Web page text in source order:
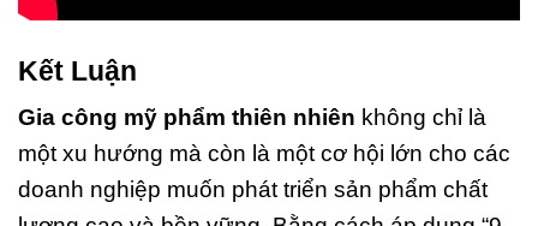
Kết Luận
Gia công mỹ phẩm thiên nhiên không chỉ là
một xu hướng mà còn là một cơ hội lớn cho các
doanh nghiệp muốn phát triển sản phẩm chất